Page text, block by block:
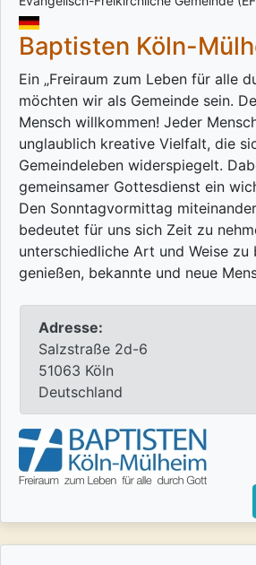
Baptisten Köln-
Ein „Freiraum zum Leben für alle
möchten wir als Gemeinde sein.
Mensch willkommen! Jeder
unglaublich kreative Vielfalt, die
Gemeindeleben widerspiegelt.
gemeinsamer Gottesdienst ein
Den Sonntagvormittag
bedeutet für uns sich Zeit zu
unterschiedliche Art und Weise zu
genießen, bekannte und neue
Adresse:
Salzstraße 2d-6
51063 Köln
Deutschland